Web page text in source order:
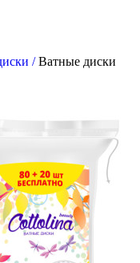
/Ватные диски